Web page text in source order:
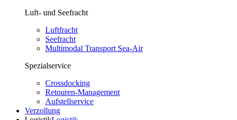
Luft- und Seefracht
Luftfracht
Seefracht
Multimodal Transport Sea-Air
Spezialservice
Crossdocking
Retouren-Management
Aufstellservice
Verzollung